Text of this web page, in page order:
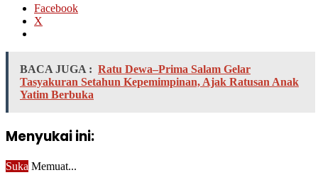
Facebook
X
BACA JUGA : Ratu Dewa–Prima Salam Gelar
Tasyakuran Setahun Kepemimpinan, Ajak Ratusan Anak
Yatim Berbuka
Menyukai ini:
Suka Memuat...